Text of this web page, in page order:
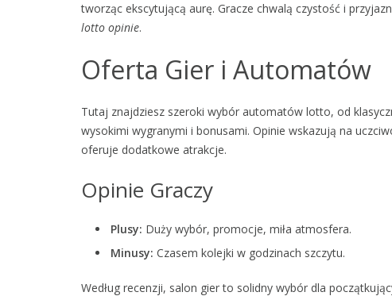
tworząc ekscytującą aurę. Gracze chwalą czystość i
lotto opinie.
Oferta Gier i Automatów
Tutaj znajdziesz szeroki wybór automatów lotto, od
wysokimi wygranymi i bonusami. Opinie wskazują na
oferuje dodatkowe atrakcje.
Opinie Graczy
Plusy: Duży wybór, promocje, miła atmosfera.
Minusy: Czasem kolejki w godzinach szczytu.
Według recenzji, salon gier to solidny wybór dla